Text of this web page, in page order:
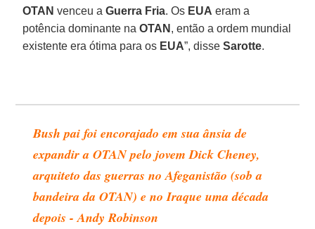
OTAN venceu aGuerra Fria. Os EUA eram a
potência dominante naOTAN , então a ordem mundial
existente era ótima para os EUA”, disseSarotte.
Bush pai foi encorajado em sua ânsia de
expandir a OTAN pelo jovem Dick Cheney,
arquiteto das guerras no Afeganistão (sob a
bandeira da OTAN) e no Iraque uma década
depois - Andy Robinson